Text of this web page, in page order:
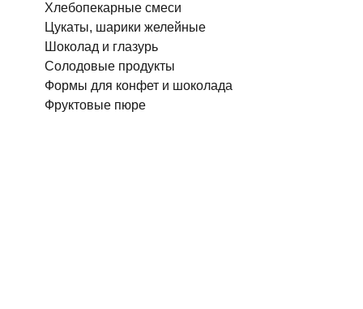
Хлебопекарные смеси
Цукаты, шарики желейные
Шоколад и глазурь
Солодовые продукты
Формы для конфет и шоколада
Фруктовые пюре